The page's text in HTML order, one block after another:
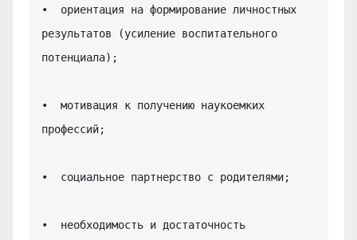
•  ориентация на формирование личностных
результатов (усиление воспитательного
потенциала);
•  мотивация к получению наукоемких
профессий;
•  социальное партнерство с родителями;
•  необходимость и достаточность